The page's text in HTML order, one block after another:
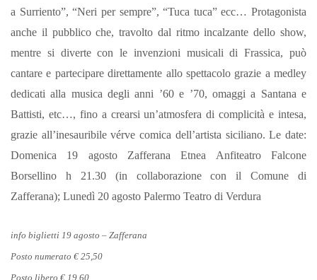
a Surriento”, “Neri per sempre”, “Tuca tuca” ecc… Protagonista
anche il pubblico che, travolto dal ritmo incalzante dello show,
mentre si diverte con le invenzioni musicali di Frassica, può
cantare e partecipare direttamente allo spettacolo grazie a medley
dedicati alla musica degli anni ’60 e ’70, omaggi a Santana e
Battisti, etc…, fino a crearsi un’atmosfera di complicità e intesa,
grazie all’inesauribile vérve comica dell’artista siciliano. Le date:
Domenica 19 agosto Zafferana Etnea Anfiteatro Falcone
Borsellino h 21.30 (in collaborazione con il Comune di
Zafferana); Lunedì 20 agosto Palermo Teatro di Verdura
info biglietti 19 agosto – Zafferana
Posto numerato € 25,50
Posto libero € 19,60